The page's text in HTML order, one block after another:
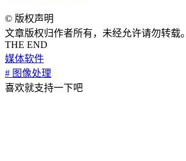
© 版权声明
文章版权归作者所有，未经允许请勿转载。
THE END
媒体软件
# 图像处理
喜欢就支持一下吧